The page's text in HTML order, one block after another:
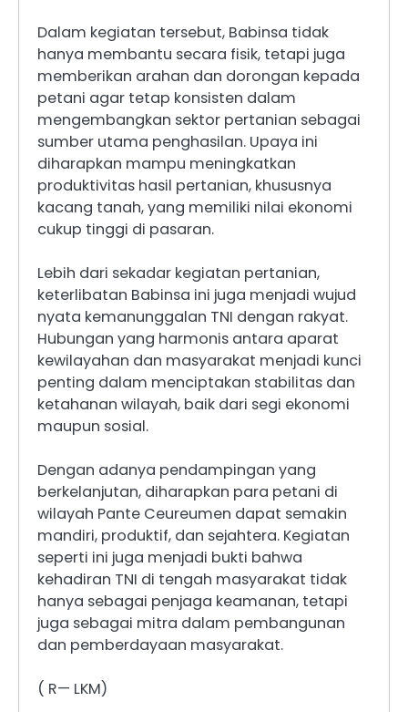
Dalam kegiatan tersebut, Babinsa tidak
hanya membantu secara fisik, tetapi juga
memberikan arahan dan dorongan kepada
petani agar tetap konsisten dalam
mengembangkan sektor pertanian sebagai
sumber utama penghasilan. Upaya ini
diharapkan mampu meningkatkan
produktivitas hasil pertanian, khususnya
kacang tanah, yang memiliki nilai ekonomi
cukup tinggi di pasaran.
Lebih dari sekadar kegiatan pertanian,
keterlibatan Babinsa ini juga menjadi wujud
nyata kemanunggalan TNI dengan rakyat.
Hubungan yang harmonis antara aparat
kewilayahan dan masyarakat menjadi kunci
penting dalam menciptakan stabilitas dan
ketahanan wilayah, baik dari segi ekonomi
maupun sosial.
Dengan adanya pendampingan yang
berkelanjutan, diharapkan para petani di
wilayah Pante Ceureumen dapat semakin
mandiri, produktif, dan sejahtera. Kegiatan
seperti ini juga menjadi bukti bahwa
kehadiran TNI di tengah masyarakat tidak
hanya sebagai penjaga keamanan, tetapi
juga sebagai mitra dalam pembangunan
dan pemberdayaan masyarakat.
( R— LKM)